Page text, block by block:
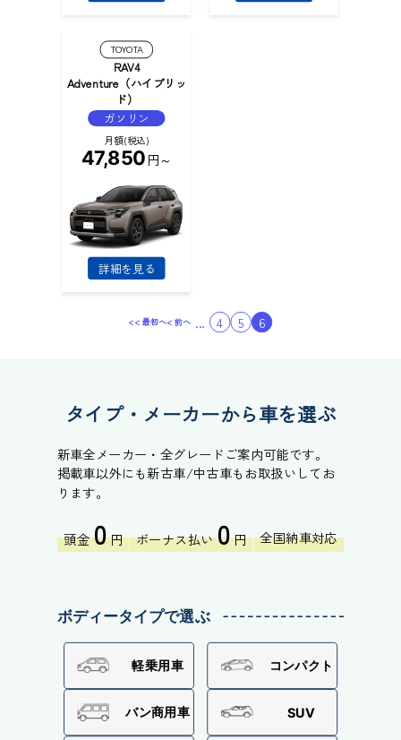
TOYOTA
RAV4
Adventure（ハイブリッ
ド）
ガソリン
月額(税込)
47,850円～
詳細を見る
<< 最初へ< 前へ ... 4 5 6
タイプ・メーカーから車を選ぶ
新車全メーカー・全グレードご案内可能です。
掲載車以外にも新古車/中古車もお取扱いしてお
ります。
頭金0円 ボーナス払い0円 全国納車対応
ボディータイプで選ぶ
軽乗用車 コンパクト
バン商用車 SUV